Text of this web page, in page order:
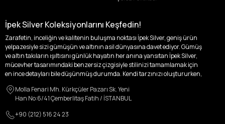
İpek Silver Koleksiyonlarını Keşfedin!
Zarafetin, inceliğin ve kalitenin buluşma noktası İpek Silver, geniş ürün
yelpazesiyle sizi gümüşün ve altının asil dünyasına davet ediyor. Gümüş
ve altın takıların ışıltısını günlük hayatın her anına yansıtan İpek Silver,
mücevher tasarımındaki benzersiz çizgisiyle stilinizi tamamlamak için
en ince detayları bile düşünmüş durumda. Kendi tarzınızı oluştururken,
özgünlüğünüzü ön plana çıkaracak tasarımlarımızla tanışın.
İpek Silver’da her bir parça, sizin benzersiz hikayenizi anlatıyor. İster
kendinizi ifade etmek için özel bir parça arayışında olun, ister
Molla Fenari Mh. Kürkçüler Pazarı Sk. Yeni
Han No:6/41 Çemberlitaş Fatih / İSTANBUL
+90 (212) 516 24 23